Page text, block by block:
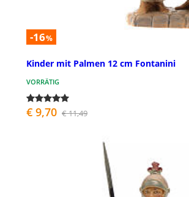
-16%
Kinder mit Palmen 12 cm Fontanini
VORRÄTIG
€ 9,70 € 11,49